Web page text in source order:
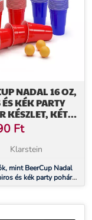
NADAL 16 OZ,
KÉK PARTY
KÉSZLET, KÉT
ÉS
Ft
Klarstein
mint BeerCup Nadal
és kék party pohár
szín, mellékelve